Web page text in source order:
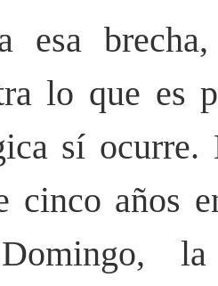
esa
lo que es
sí
cinco años
Domingo,